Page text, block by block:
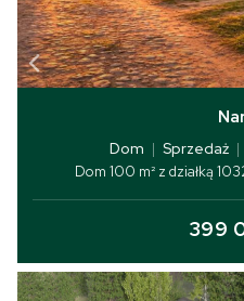
Dom | Sprzedaż |
Dom 100 m² z działką
399